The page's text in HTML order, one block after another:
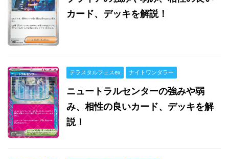
カード、デッキを解説！
テラスタルフェスex ナイトワンダラー
ニュートラルセンターの強みや弱
み、相性の良いカード、デッキを解
説！